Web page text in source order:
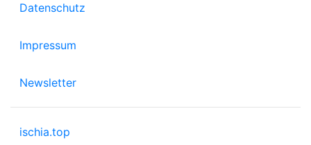
Datenschutz
Impressum
Newsletter
ischia.top